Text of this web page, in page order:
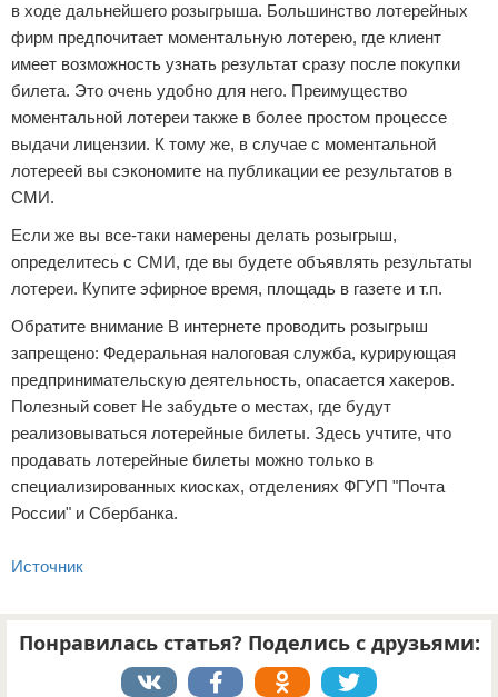
в ходе дальнейшего розыгрыша. Большинство лотерейных
фирм предпочитает моментальную лотерею, где клиент
имеет возможность узнать результат сразу после покупки
билета. Это очень удобно для него. Преимущество
моментальной лотереи также в более простом процессе
выдачи лицензии. К тому же, в случае с моментальной
лотереей вы сэкономите на публикации ее результатов в
СМИ.
Если же вы все-таки намерены делать розыгрыш,
определитесь с СМИ, где вы будете объявлять результаты
лотереи. Купите эфирное время, площадь в газете и т.п.
Обратите внимание В интернете проводить розыгрыш
запрещено: Федеральная налоговая служба, курирующая
предпринимательскую деятельность, опасается хакеров.
Полезный совет Не забудьте о местах, где будут
реализовываться лотерейные билеты. Здесь учтите, что
продавать лотерейные билеты можно только в
специализированных киосках, отделениях ФГУП "Почта
России" и Сбербанка.
Источник
Понравилась статья? Поделись с друзьями: